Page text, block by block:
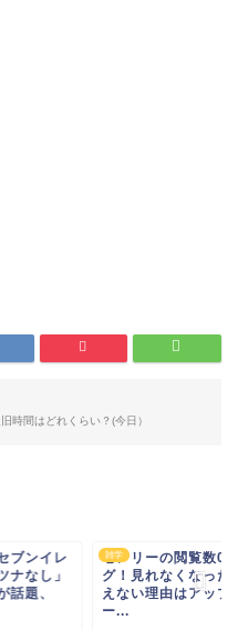
時間はどれくらい？(今日）
ブンイレ
ナなし」
話題、
雑学
ゼンリーの閲覧数0
グ！見れなくなった
えない理由はアップ
ー...